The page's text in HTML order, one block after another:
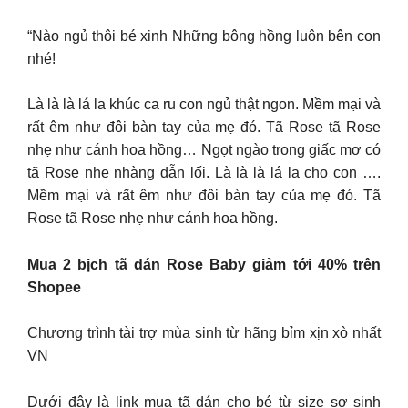
“Nào ngủ thôi bé xinh Những bông hồng luôn bên con
nhé!
Là là là lá la khúc ca ru con ngủ thật ngon. Mềm mại và
rất êm như đôi bàn tay của mẹ đó. Tã Rose tã Rose
nhẹ như cánh hoa hồng… Ngọt ngào trong giấc mơ có
tã Rose nhẹ nhàng dẫn lối. Là là là lá la cho con ….
Mềm mại và rất êm như đôi bàn tay của mẹ đó. Tã
Rose tã Rose nhẹ như cánh hoa hồng.
Mua 2 bịch tã dán Rose Baby giảm tới 40% trên
Shopee
Chương trình tài trợ mùa sinh từ hãng bỉm xịn xò nhất
VN
Dưới đây là link mua tã dán cho bé từ size sơ sinh